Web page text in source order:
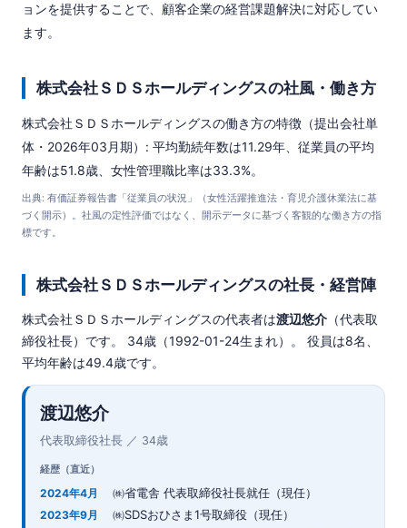
ョンを提供することで、顧客企業の経営課題解決に対応してい
ます。
株式会社ＳＤＳホールディングスの社風・働き方
株式会社ＳＤＳホールディングスの働き方の特徴（提出会社単
体・2026年03月期）: 平均勤続年数は11.29年、従業員の平均
年齢は51.8歳、女性管理職比率は33.3%。
出典: 有価証券報告書「従業員の状況」（女性活躍推進法・育児介護休業法に基
づく開示）。社風の定性評価ではなく、開示データに基づく客観的な働き方の指
標です。
株式会社ＳＤＳホールディングスの社長・経営陣
株式会社ＳＤＳホールディングスの代表者は渡辺悠介 （代表取
締役社長）です。 34歳（1992-01-24生まれ）。 役員は8名、
平均年齢は49.4歳です。
渡辺悠介
代表取締役社長 ／ 34歳
経歴（直近）
2024年4月 ㈱省電舎 代表取締役社長就任（現任）
2023年9月 ㈱SDSおひさま1号取締役（現任）